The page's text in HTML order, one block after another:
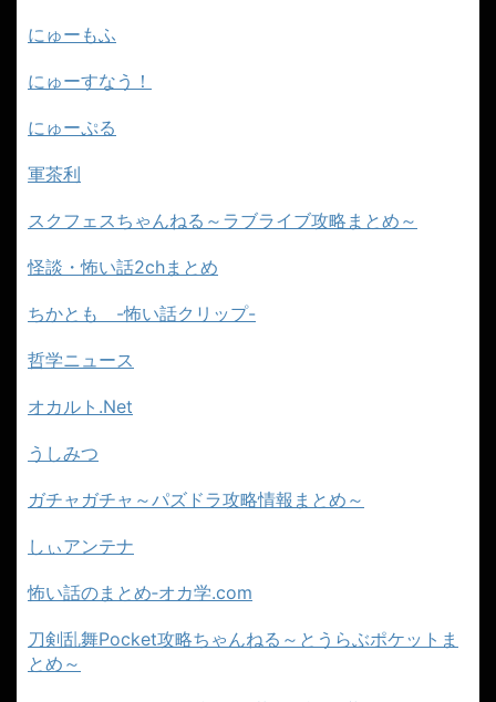
にゅーもふ
にゅーすなう！
にゅーぷる
軍茶利
スクフェスちゃんねる～ラブライブ攻略まとめ～
怪談・怖い話2chまとめ
ちかとも -怖い話クリップ-
哲学ニュース
オカルト.Net
うしみつ
ガチャガチャ～パズドラ攻略情報まとめ～
しぃアンテナ
怖い話のまとめ‐オカ学.com
刀剣乱舞Pocket攻略ちゃんねる～とうらぶポケットま
とめ～